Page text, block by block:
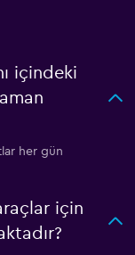
içindeki
her gün
için